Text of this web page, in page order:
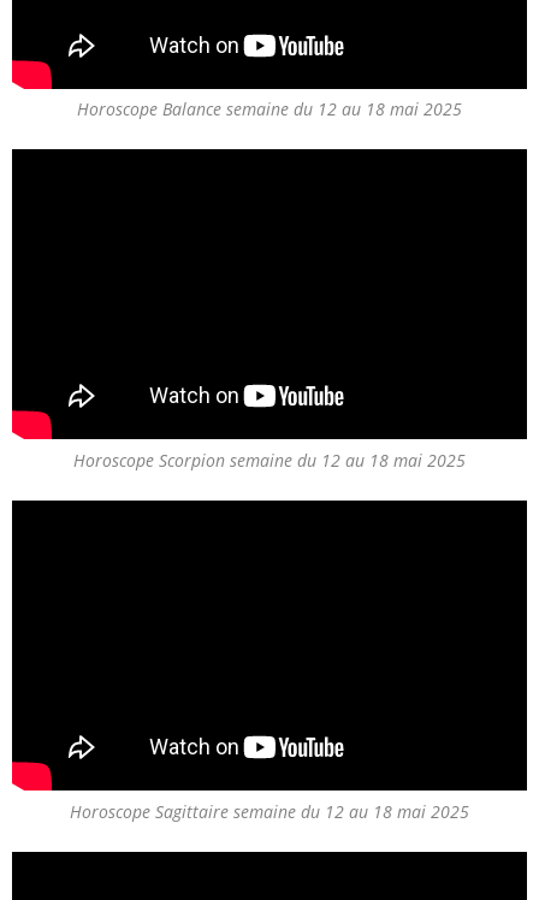
Horoscope Balance semaine du 12 au 18 mai 2025
Horoscope Scorpion semaine du 12 au 18 mai 2025
Horoscope Sagittaire semaine du 12 au 18 mai 2025